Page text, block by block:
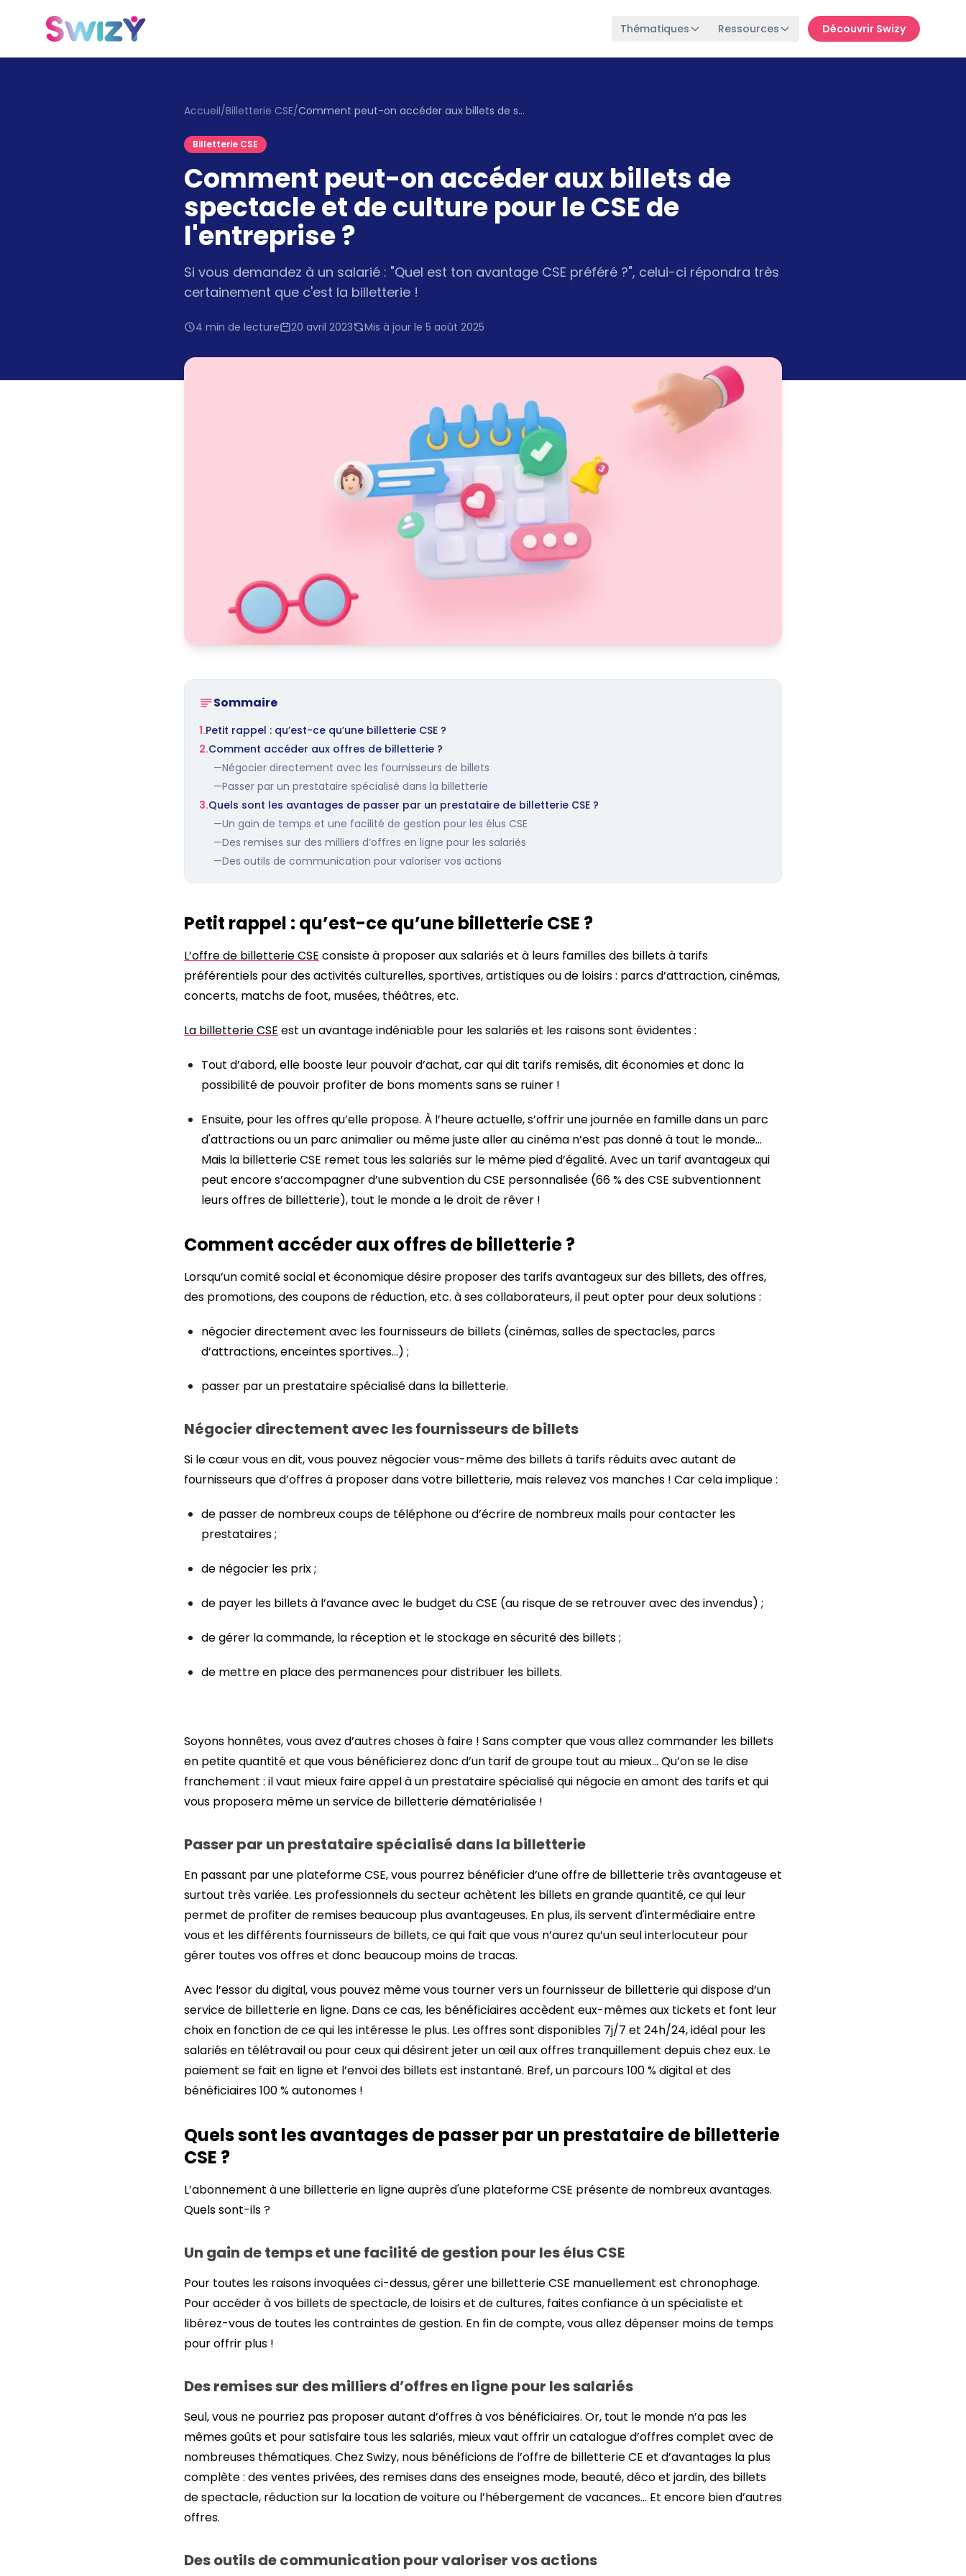
Thématiques Ressources Découvrir Swizy
Accueil/Billetterie CSE/ Comment peut-on accéder aux billets de spectacle et de culture pour le CSE de l'entreprise ?
Billetterie CSE
Comment peut-on accéder aux billets de
spectacle et de culture pour le CSE de
l'entreprise ?
Si vous demandez à un salarié : "Quel est ton avantage CSE préféré ?", celui-ci répondra très
certainement que c'est la billetterie !
4 min de lecture 20 avril 2023 Mis à jour le 5 août 2025
Sommaire
1.Petit rappel : qu’est-ce qu’une billetterie CSE ?
2.Comment accéder aux offres de billetterie ?
—Négocier directement avec les fournisseurs de billets
—Passer par un prestataire spécialisé dans la billetterie
3.Quels sont les avantages de passer par un prestataire de billetterie CSE ?
—Un gain de temps et une facilité de gestion pour les élus CSE
—Des remises sur des milliers d’offres en ligne pour les salariés
—Des outils de communication pour valoriser vos actions
Petit rappel : qu’est-ce qu’une billetterie CSE ?
L’offre de billetterie CSE consiste à proposer aux salariés et à leurs familles des billets à tarifs
préférentiels pour des activités culturelles, sportives, artistiques ou de loisirs : parcs d’attraction, cinémas,
concerts, matchs de foot, musées, théâtres, etc.
La billetterie CSE est un avantage indéniable pour les salariés et les raisons sont évidentes :
Tout d’abord, elle booste leur pouvoir d’achat, car qui dit tarifs remisés, dit économies et donc la
possibilité de pouvoir profiter de bons moments sans se ruiner !
Ensuite, pour les offres qu’elle propose. À l’heure actuelle, s’offrir une journée en famille dans un parc
d'attractions ou un parc animalier ou même juste aller au cinéma n’est pas donné à tout le monde…
Mais la billetterie CSE remet tous les salariés sur le même pied d’égalité. Avec un tarif avantageux qui
peut encore s’accompagner d’une subvention du CSE personnalisée (66 % des CSE subventionnent
leurs offres de billetterie), tout le monde a le droit de rêver !
Comment accéder aux offres de billetterie ?
Lorsqu’un comité social et économique désire proposer des tarifs avantageux sur des billets, des offres,
des promotions, des coupons de réduction, etc. à ses collaborateurs, il peut opter pour deux solutions :
négocier directement avec les fournisseurs de billets (cinémas, salles de spectacles, parcs
d’attractions, enceintes sportives…) ;
passer par un prestataire spécialisé dans la billetterie.
Négocier directement avec les fournisseurs de billets
Si le cœur vous en dit, vous pouvez négocier vous-même des billets à tarifs réduits avec autant de
fournisseurs que d’offres à proposer dans votre billetterie, mais relevez vos manches ! Car cela implique :
de passer de nombreux coups de téléphone ou d’écrire de nombreux mails pour contacter les
prestataires ;
de négocier les prix ;
de payer les billets à l’avance avec le budget du CSE (au risque de se retrouver avec des invendus) ;
de gérer la commande, la réception et le stockage en sécurité des billets ;
de mettre en place des permanences pour distribuer les billets.
Soyons honnêtes, vous avez d’autres choses à faire ! Sans compter que vous allez commander les billets
en petite quantité et que vous bénéficierez donc d’un tarif de groupe tout au mieux… Qu’on se le dise
franchement : il vaut mieux faire appel à un prestataire spécialisé qui négocie en amont des tarifs et qui
vous proposera même un service de billetterie dématérialisée !
Passer par un prestataire spécialisé dans la billetterie
En passant par une plateforme CSE, vous pourrez bénéficier d’une offre de billetterie très avantageuse et
surtout très variée. Les professionnels du secteur achètent les billets en grande quantité, ce qui leur
permet de profiter de remises beaucoup plus avantageuses. En plus, ils servent d'intermédiaire entre
vous et les différents fournisseurs de billets, ce qui fait que vous n’aurez qu’un seul interlocuteur pour
gérer toutes vos offres et donc beaucoup moins de tracas.
Avec l’essor du digital, vous pouvez même vous tourner vers un fournisseur de billetterie qui dispose d’un
service de billetterie en ligne. Dans ce cas, les bénéficiaires accèdent eux-mêmes aux tickets et font leur
choix en fonction de ce qui les intéresse le plus. Les offres sont disponibles 7j/7 et 24h/24, idéal pour les
salariés en télétravail ou pour ceux qui désirent jeter un œil aux offres tranquillement depuis chez eux. Le
paiement se fait en ligne et l’envoi des billets est instantané. Bref, un parcours 100 % digital et des
bénéficiaires 100 % autonomes !
Quels sont les avantages de passer par un prestataire de billetterie
CSE ?
L’abonnement à une billetterie en ligne auprès d'une plateforme CSE présente de nombreux avantages.
Quels sont-ils ?
Un gain de temps et une facilité de gestion pour les élus CSE
Pour toutes les raisons invoquées ci-dessus, gérer une billetterie CSE manuellement est chronophage.
Pour accéder à vos billets de spectacle, de loisirs et de cultures, faites confiance à un spécialiste et
libérez-vous de toutes les contraintes de gestion. En fin de compte, vous allez dépenser moins de temps
pour offrir plus !
Des remises sur des milliers d’offres en ligne pour les salariés
Seul, vous ne pourriez pas proposer autant d’offres à vos bénéficiaires. Or, tout le monde n’a pas les
mêmes goûts et pour satisfaire tous les salariés, mieux vaut offrir un catalogue d’offres complet avec de
nombreuses thématiques. Chez Swizy, nous bénéficions de l’offre de billetterie CE et d’avantages la plus
complète : des ventes privées, des remises dans des enseignes mode, beauté, déco et jardin, des billets
de spectacle, réduction sur la location de voiture ou l’hébergement de vacances… Et encore bien d’autres
offres.
Des outils de communication pour valoriser vos actions